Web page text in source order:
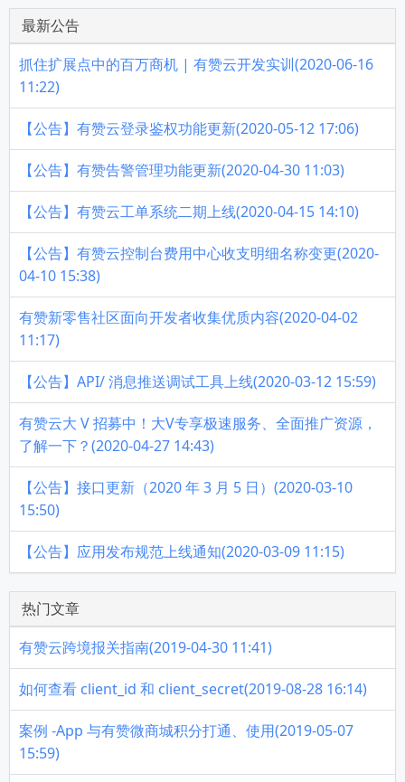
最新公告
抓住扩展点中的百万商机 | 有赞云开发实训(2020-06-16
11:22)
【公告】有赞云登录鉴权功能更新(2020-05-12 17:06)
【公告】有赞告警管理功能更新(2020-04-30 11:03)
【公告】有赞云工单系统二期上线(2020-04-15 14:10)
【公告】有赞云控制台费用中心收支明细名称变更(2020-
04-10 15:38)
有赞新零售社区面向开发者收集优质内容(2020-04-02
11:17)
【公告】API/ 消息推送调试工具上线(2020-03-12 15:59)
有赞云大 V 招募中！大V专享极速服务、全面推广资源，
了解一下？(2020-04-27 14:43)
【公告】接口更新（2020 年 3 月 5 日）(2020-03-10
15:50)
【公告】应用发布规范上线通知(2020-03-09 11:15)
热门文章
有赞云跨境报关指南(2019-04-30 11:41)
如何查看 client_id 和 client_secret(2019-08-28 16:14)
案例 -App 与有赞微商城积分打通、使用(2019-05-07
15:59)